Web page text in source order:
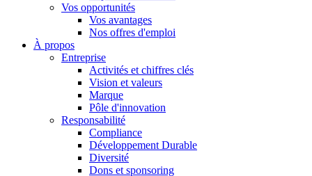
Vos opportunités
Vos avantages
Nos offres d'emploi
À propos
Entreprise
Activités et chiffres clés
Vision et valeurs
Marque
Pôle d'innovation
Responsabilité
Compliance
Développement Durable
Diversité
Dons et sponsoring